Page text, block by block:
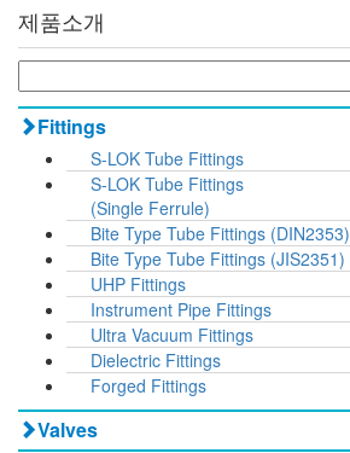
제품소개
Fittings
S-LOK Tube Fittings
S-LOK Tube Fittings
(Single Ferrule)
Bite Type Tube Fittings (DIN2353)
Bite Type Tube Fittings (JIS2351)
UHP Fittings
Instrument Pipe Fittings
Ultra Vacuum Fittings
Dielectric Fittings
Forged Fittings
Valves